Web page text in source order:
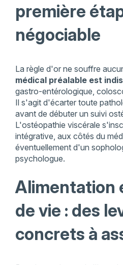
première
négociable
La règle d'or ne souffre
médical préalable est
gastro-entérologique,
Il s'agit d'écarter toute
avant de débuter un suivi
L'ostéopathie viscérale
intégrative, aux côtés du
éventuellement d'un
psychologue.
Alimentation
de vie : des
concrets à